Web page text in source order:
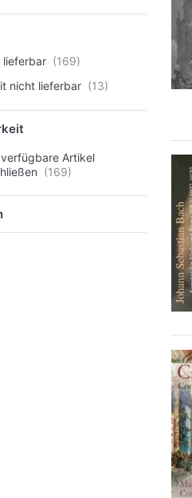
lieferbar
nicht lieferbar
Artikel